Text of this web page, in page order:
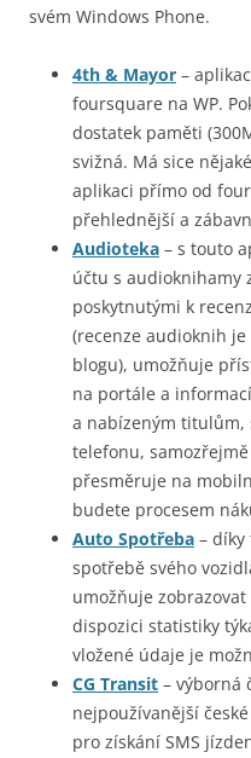
svém Windows Phone.
4th & Mayor –
foursquare na WP.
dostatek paměti
svižná. Má sice
aplikaci přímo od
přehlednější a
Audioteka – s touto
účtu s audioknihamy
poskytnutými k
(recenze audioknih
blogu), umožňuje
na portále a
a nabízeným titulům,
telefonu,
přesměruje na
budete procesem
Auto Spotřeba –
spotřebě svého
umožňuje
dispozici statistiky
vložené údaje je
CG Transit – výborná
nejpoužívanější
pro získání SMS